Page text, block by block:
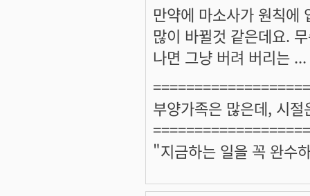
만약에 마소사가 원칙에
많이 바뀔것 같은데요.
나면 그냥 버려 버리는
부양가족은 많은데, 시
"지금하는 일을 꼭 완수